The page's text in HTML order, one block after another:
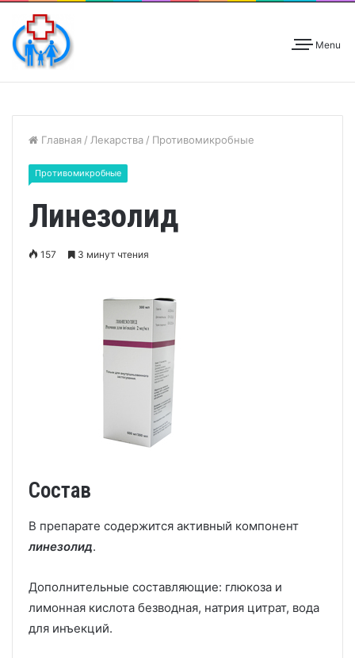
Menu
Главная / Лекарства / Противомикробные
Противомикробные
Линезолид
157 3 минут чтения
Состав
В препарате содержится активный компонент
линезолид.
Дополнительные составляющие: глюкоза и
лимонная кислота безводная, натрия цитрат, вода
для инъекций.